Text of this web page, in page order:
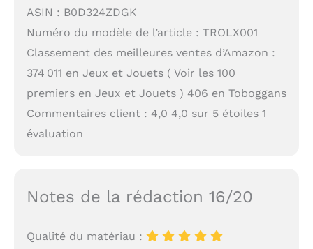
ASIN : B0D324ZDGK
Numéro du modèle de l’article : TROLX001
Classement des meilleures ventes d’Amazon :
374 011 en Jeux et Jouets ( Voir les 100
premiers en Jeux et Jouets ) 406 en Toboggans
Commentaires client : 4,0 4,0 sur 5 étoiles 1
évaluation
Notes de la rédaction 16/20
Qualité du matériau :